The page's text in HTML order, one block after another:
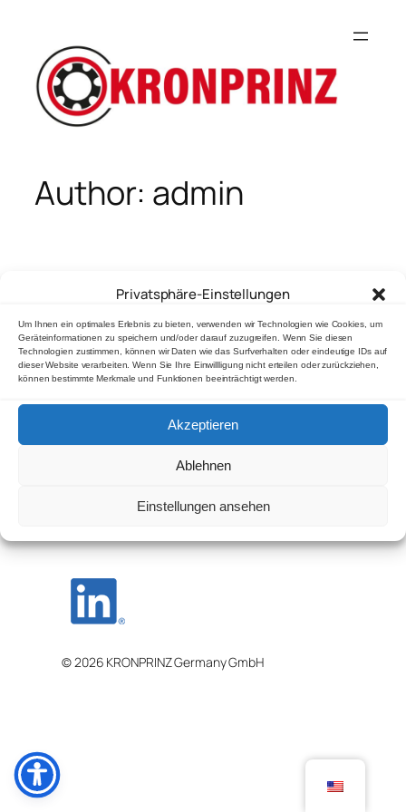
Privatsphäre-Einstellungen
Um Ihnen ein optimales Erlebnis zu bieten, verwenden wir Technologien wie Cookies, um
Geräteinformationen zu speichern und/oder darauf zuzugreifen. Wenn Sie diesen
Technologien zustimmen, können wir Daten wie das Surfverhalten oder eindeutige IDs auf
dieser Website verarbeiten. Wenn Sie Ihre Einwillligung nicht erteilen oder zurückziehen,
können bestimmte Merkmale und Funktionen beeinträchtigt werden.
Akzeptieren
Ablehnen
Einstellungen ansehen
content
Author: admin
Hello world!
Welcome to WordPress. This is your first post. Edit or
delete it, then start writing!
© 2026 KRONPRINZ Germany GmbH